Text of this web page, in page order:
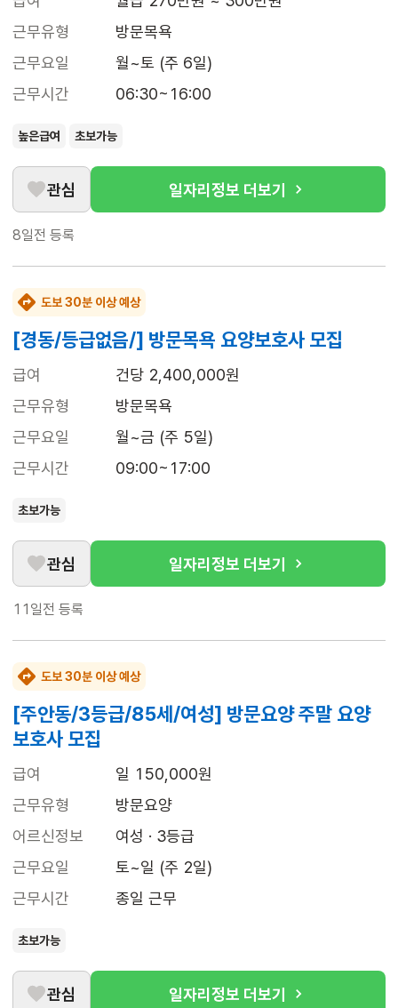
근무유형
방문목욕
근무요일
월~토 (주 6일)
근무시간
06:30~16:00
높은급여 초보가능
관심 일자리정보 더보기
8일전 등록
도보 30분 이상 예상
[경동/등급없음/] 방문목욕 요양보호사 모집
급여
건당 2,400,000원
근무유형
방문목욕
근무요일
월~금 (주 5일)
근무시간
09:00~17:00
초보가능
관심 일자리정보 더보기
11일전 등록
도보 30분 이상 예상
[주안동/3등급/85세/여성] 방문요양 주말 요양
보호사 모집
급여
일 150,000원
근무유형
방문요양
어르신정보
여성 · 3등급
근무요일
토~일 (주 2일)
근무시간
종일 근무
초보가능
관심 일자리정보 더보기